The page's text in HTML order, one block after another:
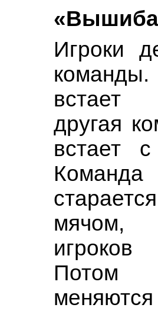
Игроки
встает
другая
встает
мячом,